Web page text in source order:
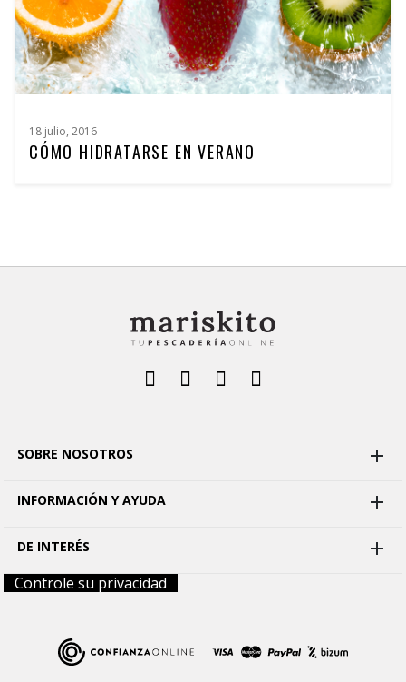
18 julio, 2016
CÓMO HIDRATARSE EN VERANO
SOBRE NOSOTROS 
INFORMACIÓN Y AYUDA 
DE INTERÉS 
Controle su privacidad